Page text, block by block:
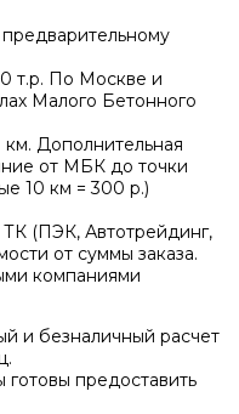
т.р. По Москве и
Малого Бетонного
Дополнительная
от МБК до точки
10 км = 300 р.)
(ПЭК, Автотрейдинг,
от суммы заказа.
компаниями
и безналичный расчет
предоставить